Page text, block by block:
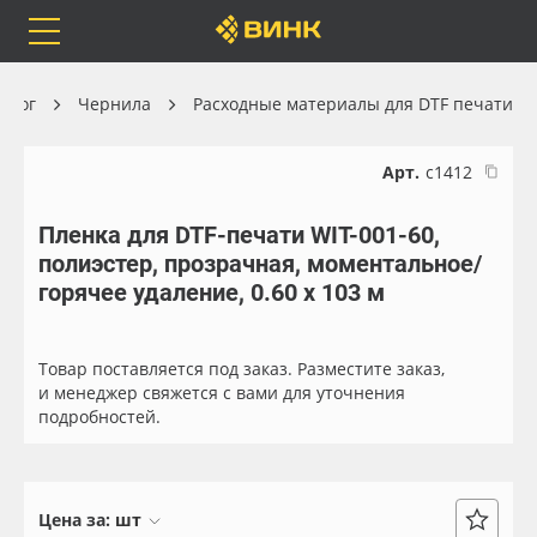
Каталог
Orafol
Бренды
Доставка
Весь каталог
Рулонные материалы
Самоклеящиеся плёнки
Листовые материалы
Чернила Расходные материалы для DTF печати
Арт. с1412
Пленка для DTF-печати WIT-001-60,
полиэстер, прозрачная, моментальное/
горячее удаление, 0.60 х 103 м
Товар поставляется под заказ. Разместите заказ,
и менеджер свяжется с вами для уточнения
подробностей.
Цена за: шт